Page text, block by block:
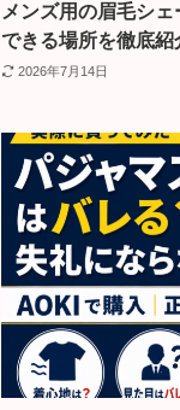
メンズ用の眉毛シ
できる場所を徹底紹
2026年7月14日